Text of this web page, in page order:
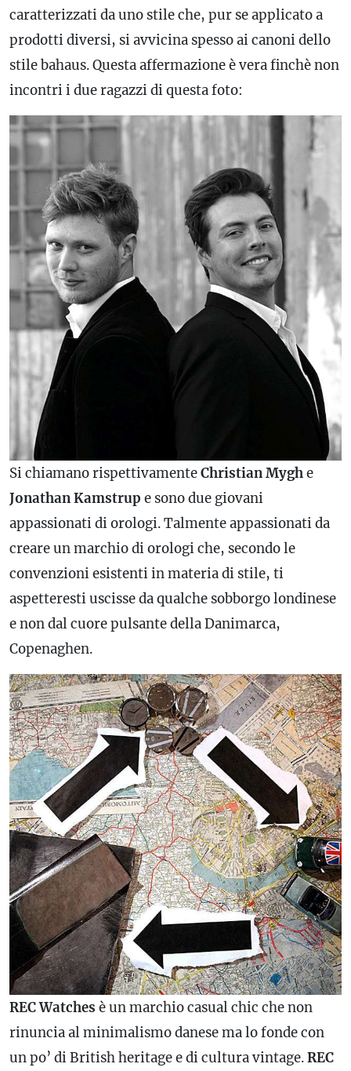
caratterizzati da uno stile che, pur se applicato a
prodotti diversi, si avvicina spesso ai canoni dello
stile bahaus. Questa affermazione è vera finchè non
incontri i due ragazzi di questa foto:
Si chiamano rispettivamenteChristian Myghe
Jonathan Kamstrup e sono due giovani
appassionati di orologi. Talmente appassionati da
creare un marchio di orologi che, secondo le
convenzioni esistenti in materia di stile, ti
aspetteresti uscisse da qualche sobborgo londinese
e non dal cuore pulsante della Danimarca,
Copenaghen.
REC Watches è un marchio casual chic che non
rinuncia al minimalismo danese ma lo fonde con
un po’ di British heritage e di cultura vintage.REC